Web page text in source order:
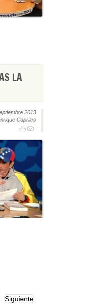
LA
2013
Capriles
Siguiente